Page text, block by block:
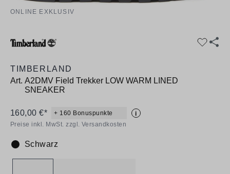
ONLINE EXKLUSIV
TIMBERLAND
Art. A2DMV Field Trekker LOW WARM LINED
SNEAKER
160,00 €* + 160 Bonuspunkte
i
Preise inkl. MwSt. zzgl. Versandkosten
Farbe:
Schwarz